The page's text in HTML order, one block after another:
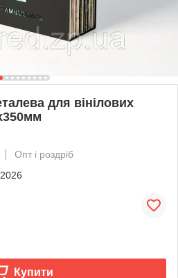
для вінілових
Опт і роздріб
Купити